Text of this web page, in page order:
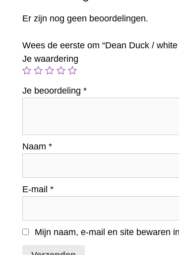
Er zijn nog geen beoordelingen.
Wees de eerste om “Dean Duck /
Je waardering
Je beoordeling *
Naam *
E-mail *
Mijn naam, e-mail en site bewaren